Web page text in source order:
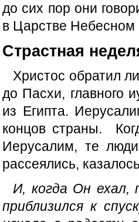
до сих пор они
в Царстве Небесном
Страстная
Христос обратил
до Пасхи, главного
из Египта.
концов страны.
Иерусалим, те
рассеялись,
И, когда Он ехал,
приблизился к